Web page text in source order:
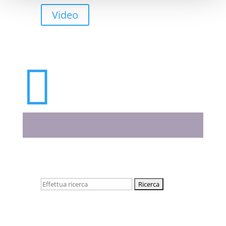
Video

Cerca: